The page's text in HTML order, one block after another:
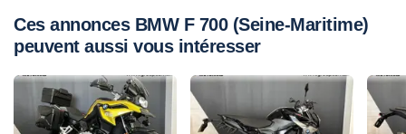
Ces annonces BMW F 700 (Seine-Maritime)
peuvent aussi vous intéresser